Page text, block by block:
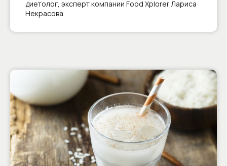
диетолог, эксперт компании Food Xplorer Лариса
Некрасова.